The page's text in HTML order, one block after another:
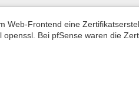
Web-Frontend eine
Bei pfSense waren die